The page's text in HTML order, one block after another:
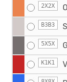
2X2X
B3B3
5X5X
K1K1